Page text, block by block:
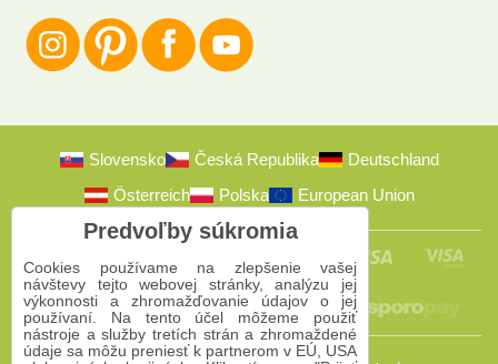
Slovensko Česká Republika
Deutschland
Österreich
Polska European Union
Predvoľby súkromia
Cookies používame na zlepšenie vašej
návštevy tejto webovej stránky, analýzu jej
výkonnosti a zhromažďovanie údajov o jej
používaní. Na tento účel môžeme použiť
nástroje a služby tretích strán a zhromaždené
údaje sa môžu preniesť k partnerom v EÚ, USA